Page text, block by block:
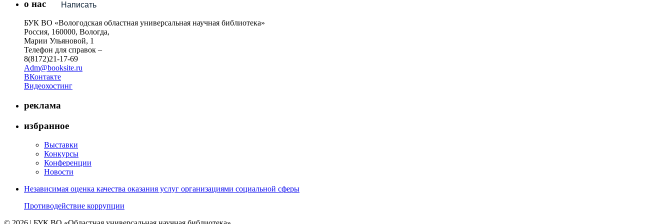
Написать
о нас
БУК ВО «Вологодская областная универсальная научная библиотека»
Россия, 160000, Вологда,
Марии Ульяновой, 1
Телефон для справок –
8(8172)21-17-69
Adm@booksite.ru
ВКонтакте
Видеохостинг
реклама
избранное
Выставки
Конкурсы
Конференции
Новости
Независимая оценка качества оказания услуг организациями социальной сферы
Противодействие коррупции